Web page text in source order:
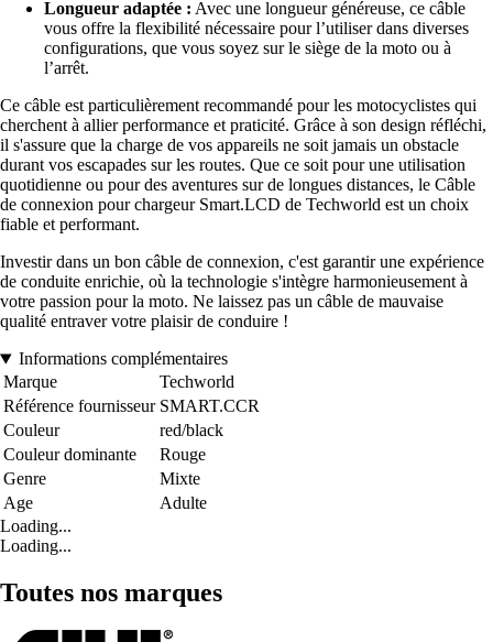
Longueur adaptée : Avec une longueur généreuse, ce câble
vous offre la flexibilité nécessaire pour l’utiliser dans diverses
configurations, que vous soyez sur le siège de la moto ou à
l’arrêt.
Ce câble est particulièrement recommandé pour les motocyclistes qui
cherchent à allier performance et praticité. Grâce à son design réfléchi,
il s'assure que la charge de vos appareils ne soit jamais un obstacle
durant vos escapades sur les routes. Que ce soit pour une utilisation
quotidienne ou pour des aventures sur de longues distances, le Câble
de connexion pour chargeur Smart.LCD de Techworld est un choix
fiable et performant.
Investir dans un bon câble de connexion, c'est garantir une expérience
de conduite enrichie, où la technologie s'intègre harmonieusement à
votre passion pour la moto. Ne laissez pas un câble de mauvaise
qualité entraver votre plaisir de conduire !
Informations complémentaires
Marque
Techworld
Référence fournisseur SMART.CCR
Couleur
red/black
Couleur dominante
Rouge
Genre
Mixte
Age
Adulte
Loading...
Loading...
Toutes nos marques